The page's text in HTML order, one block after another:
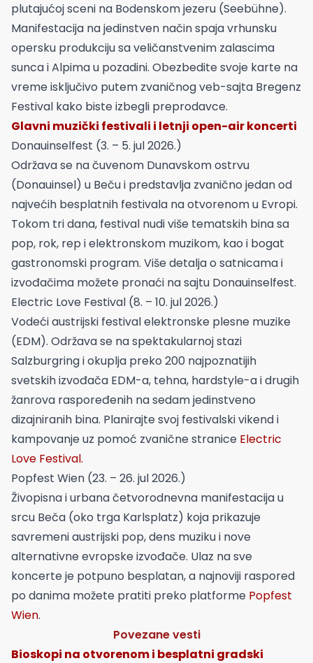
plutajućoj sceni na Bodenskom jezeru (Seebühne).
Manifestacija na jedinstven način spaja vrhunsku
opersku produkciju sa veličanstvenim zalascima
sunca i Alpima u pozadini. Obezbedite svoje karte na
vreme isključivo putem zvaničnog veb-sajta Bregenz
Festival kako biste izbegli preprodavce.
Glavni muzički festivali i letnji open-air koncerti
Donauinselfest (3. – 5. jul 2026.)
Održava se na čuvenom Dunavskom ostrvu
(Donauinsel) u Beču i predstavlja zvanično jedan od
najvećih besplatnih festivala na otvorenom u Evropi.
Tokom tri dana, festival nudi više tematskih bina sa
pop, rok, rep i elektronskom muzikom, kao i bogat
gastronomski program. Više detalja o satnicama i
izvođačima možete pronaći na sajtu Donauinselfest.
Electric Love Festival (8. – 10. jul 2026.)
Vodeći austrijski festival elektronske plesne muzike
(EDM). Održava se na spektakularnoj stazi
Salzburgring i okuplja preko 200 najpoznatijih
svetskih izvođača EDM-a, tehna, hardstyle-a i drugih
žanrova raspoređenih na sedam jedinstveno
dizajniranih bina. Planirajte svoj festivalski vikend i
kampovanje uz pomoć zvanične stranice Electric
Love Festival.
Popfest Wien (23. – 26. jul 2026.)
Živopisna i urbana četvorodnevna manifestacija u
srcu Beča (oko trga Karlsplatz) koja prikazuje
savremeni austrijski pop, dens muziku i nove
alternativne evropske izvođače. Ulaz na sve
koncerte je potpuno besplatan, a najnoviji raspored
po danima možete pratiti preko platforme Popfest
Wien.
Povezane vesti
Bioskopi na otvorenom i besplatni gradski